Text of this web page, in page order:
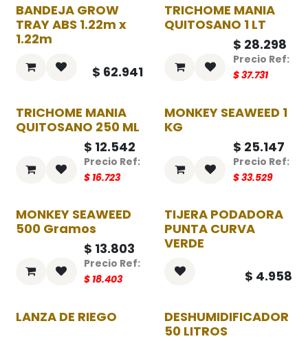
BANDEJA GROW
TRAY ABS 1.22m x
1.22m
$ 62.941
-25%
TRICHOME MANIA
QUITOSANO 1 LT
$ 28.298
$37.731
-25%
TRICHOME MANIA
QUITOSANO 250 ML
$ 12.542
$ 16.723
-25%
MONKEY SEAWEED 1
KG
$ 25.147
$33.529
-25%
MONKEY SEAWEED
500 Gramos
$ 13.803
$ 18.403
TIJERA PODADORA
PUNTA CURVA
VERDE
$ 4.958
LANZA DE RIEGO
DESHUMIDIFICADOR
50 LITROS